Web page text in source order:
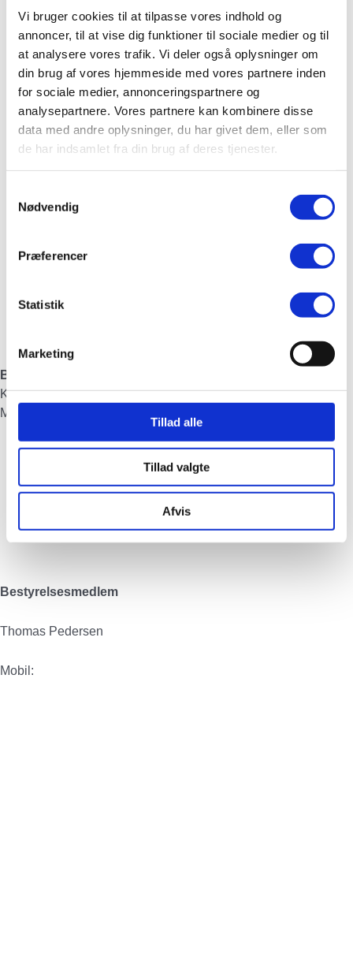
Vi bruger cookies til at tilpasse vores indhold og
annoncer, til at vise dig funktioner til sociale medier og til
at analysere vores trafik. Vi deler også oplysninger om
din brug af vores hjemmeside med vores partnere inden
for sociale medier, annonceringspartnere og
analysepartnere. Vores partnere kan kombinere disse
data med andre oplysninger, du har givet dem, eller som
de har indsamlet fra din brug af deres tjenester.
Nødvendig
Præferencer
Statistik
Marketing
Tillad alle
Tillad valgte
Afvis
Bestyrelsesmedlem
Kirsten Meldhede Farcinsen
Mobil: 40 62 25 29
Bestyrelsesmedlem
Thomas Pedersen
Mobil: